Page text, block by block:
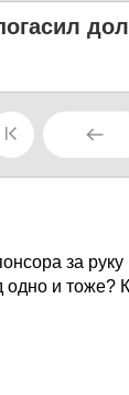
за
и тоже?